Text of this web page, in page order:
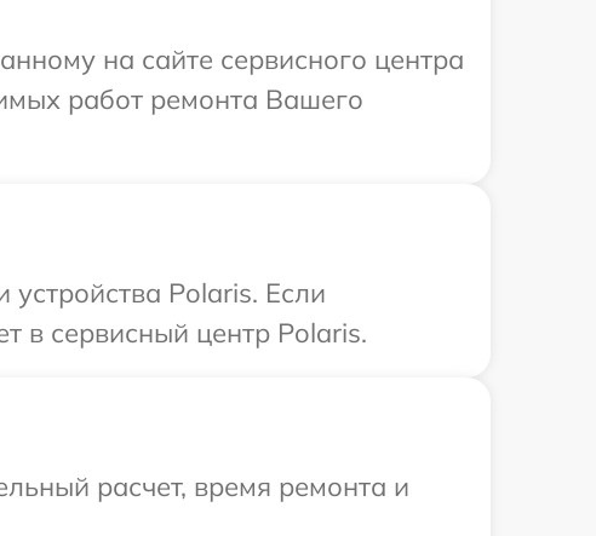
на сайте сервисного центра
работ ремонта Вашего
Polaris. Если
в сервисный центр Polaris.
расчет, время ремонта и